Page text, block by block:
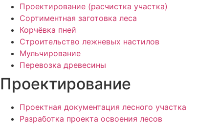
Проектирование (расчистка участка)
Сортиментная заготовка леса
Корчёвка пней
Строительство лежневых настилов
Мульчирование
Перевозка древесины
Проектирование
Проектная документация лесного участка
Разработка проекта освоения лесов